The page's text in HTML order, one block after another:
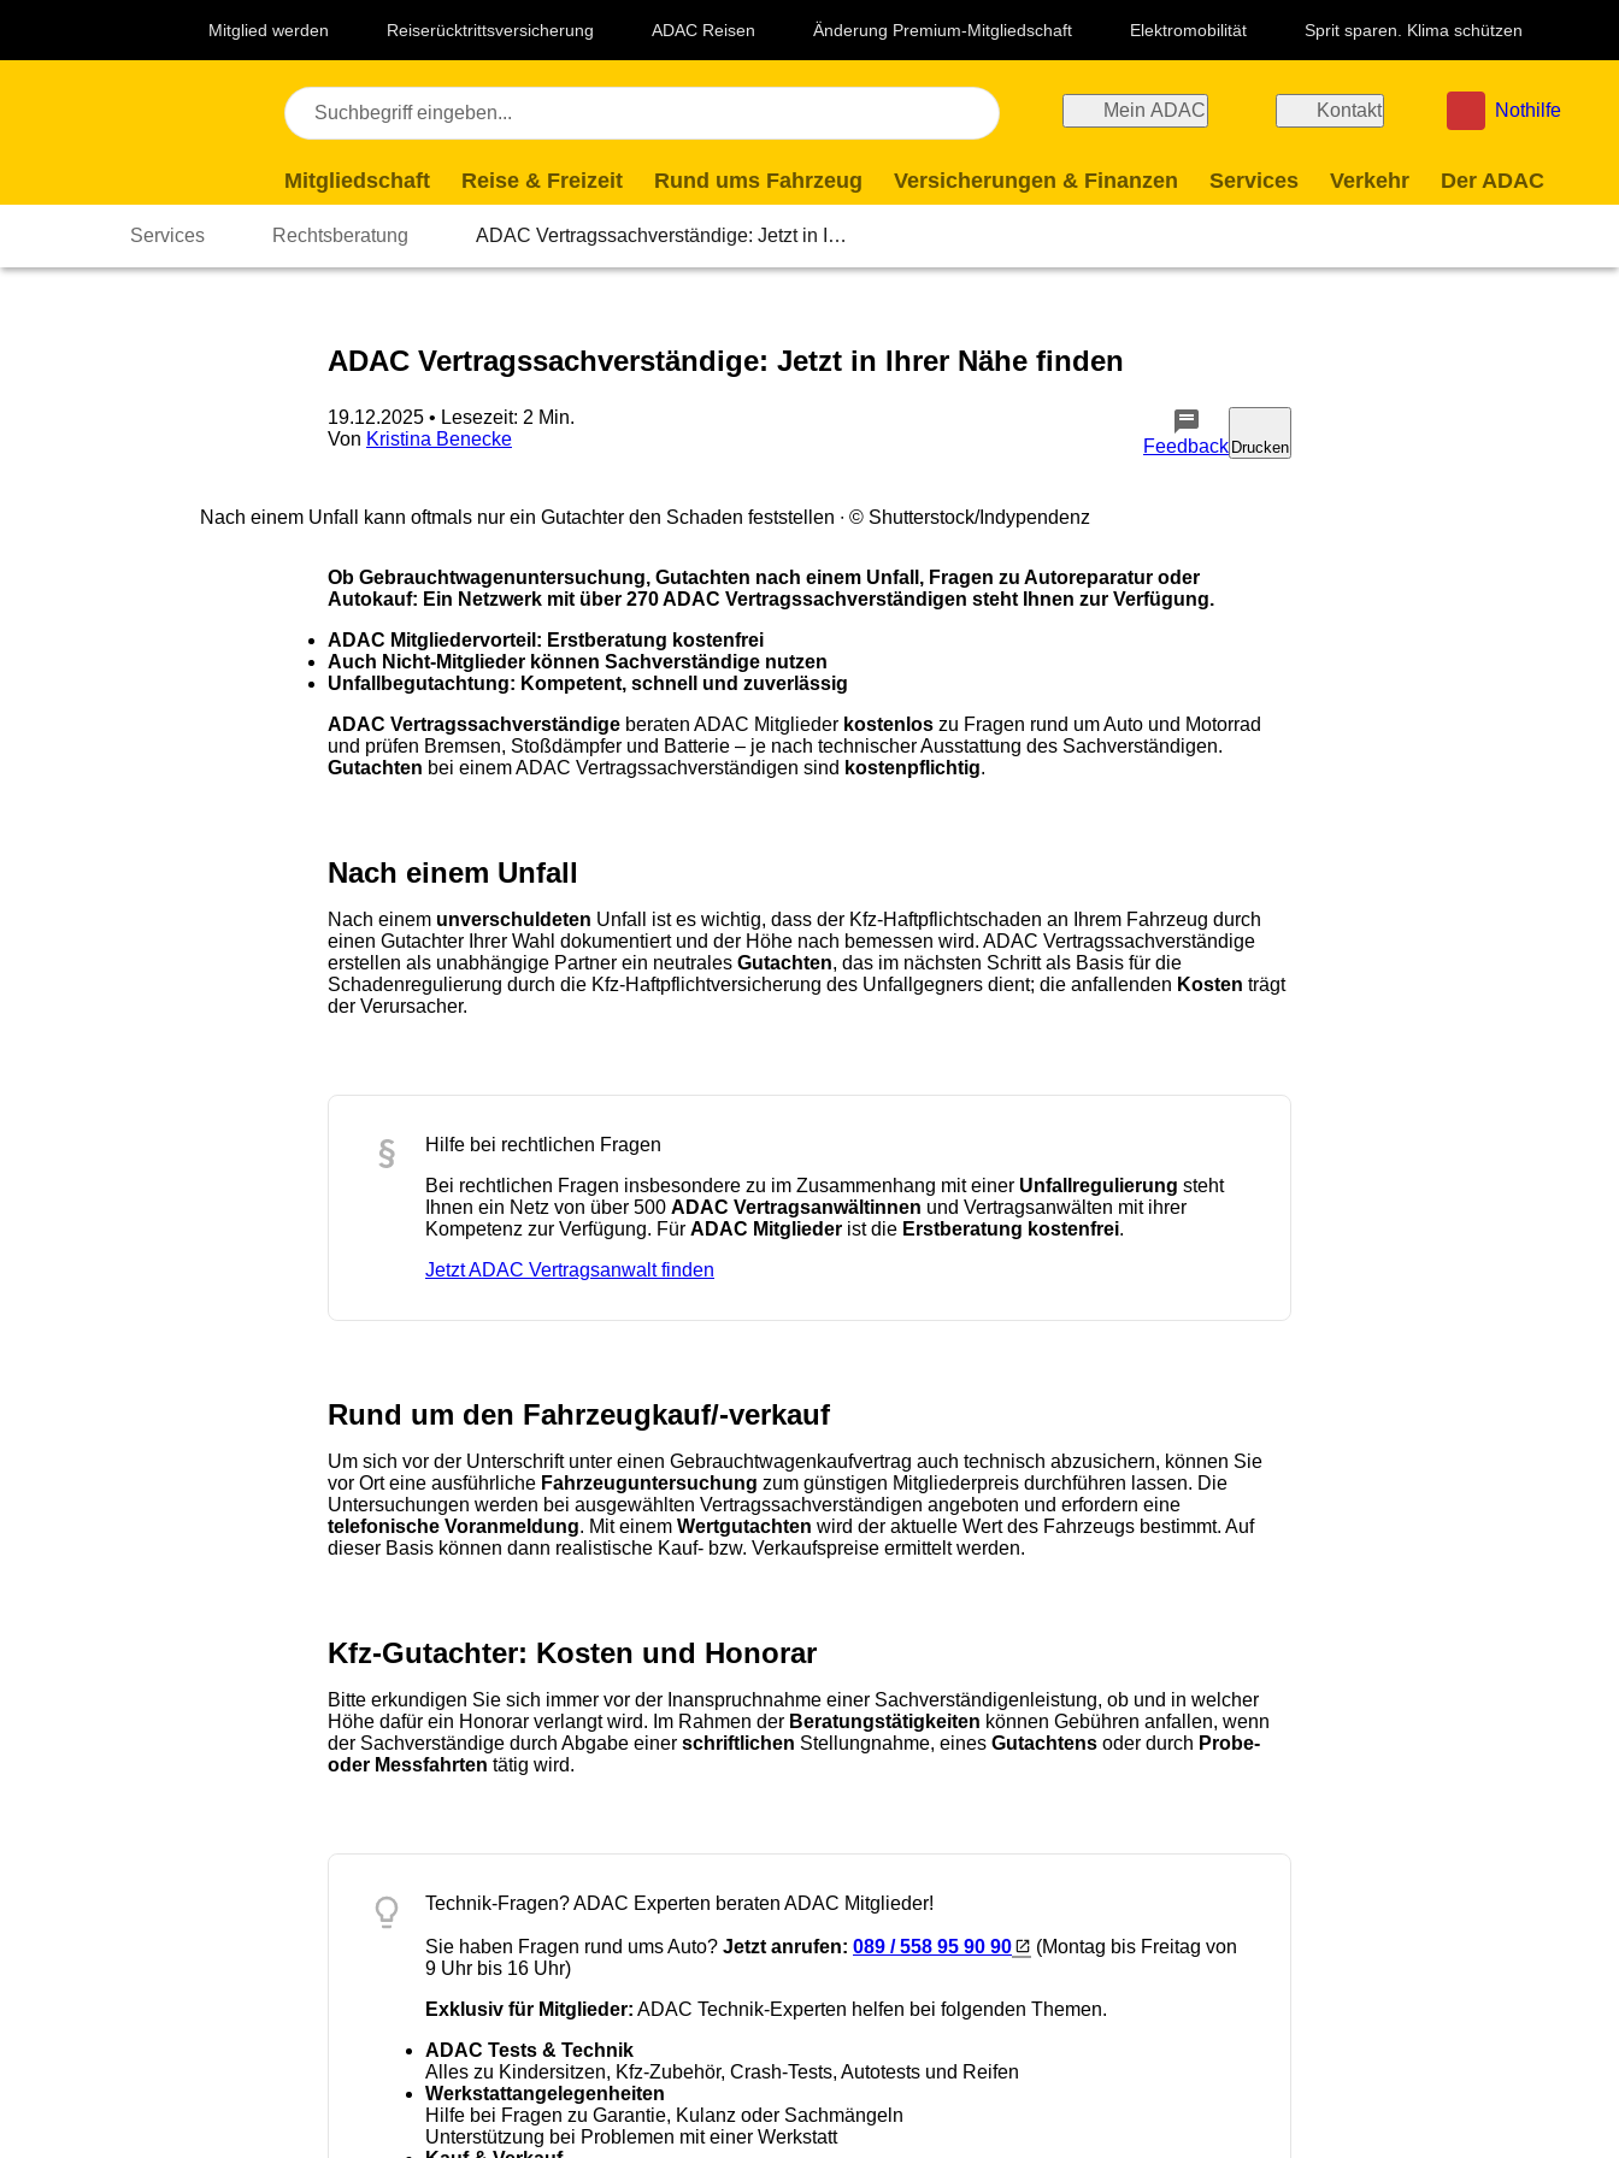
Mitglied werden Reiserücktrittsversicherung ADAC Reisen Änderung Premium-Mitgliedschaft Elektromobilität Sprit sparen. Klima schützen
Mein ADAC Kontakt Nothilfe
Mitgliedschaft Reise & Freizeit Rund ums Fahrzeug Versicherungen & Finanzen Services Verkehr Der ADAC
Services Rechtsberatung ADAC Vertragssachverständige: Jetzt in I…
ADAC Vertragssachverständige: Jetzt in Ihrer Nähe finden
19.12.2025 • Lesezeit: 2 Min.
Von Kristina Benecke Feedback Drucken
Nach einem Unfall kann oftmals nur ein Gutachter den Schaden feststellen © Shutterstock/Indypendenz
Ob Gebrauchtwagenuntersuchung, Gutachten nach einem Unfall, Fragen zu Autoreparatur oder
Autokauf: Ein Netzwerk mit über 270 ADAC Vertragssachverständigen steht Ihnen zur Verfügung.
ADAC Mitgliedervorteil: Erstberatung kostenfrei
Auch Nicht-Mitglieder können Sachverständige nutzen
Unfallbegutachtung: Kompetent, schnell und zuverlässig
ADAC Vertragssachverständige beraten ADAC Mitglieder kostenlos zu Fragen rund um Auto und Motorrad
und prüfen Bremsen, Stoßdämpfer und Batterie – je nach technischer Ausstattung des Sachverständigen.
Gutachten bei einem ADAC Vertragssachverständigen sind kostenpflichtig.
Nach einem Unfall
Nach einem unverschuldeten Unfall ist es wichtig, dass der Kfz-Haftpflichtschaden an Ihrem Fahrzeug durch
einen Gutachter Ihrer Wahl dokumentiert und der Höhe nach bemessen wird. ADAC Vertragssachverständige
erstellen als unabhängige Partner ein neutrales Gutachten, das im nächsten Schritt als Basis für die
Schadenregulierung durch die Kfz-Haftpflichtversicherung des Unfallgegners dient; die anfallenden Kosten trägt
der Verursacher.
Hilfe bei rechtlichen Fragen
Bei rechtlichen Fragen insbesondere zu im Zusammenhang mit einer Unfallregulierung steht
Ihnen ein Netz von über 500 ADAC Vertragsanwältinnen und Vertragsanwälten mit ihrer
Kompetenz zur Verfügung. Für ADAC Mitglieder ist die Erstberatung kostenfrei.
Jetzt ADAC Vertragsanwalt finden
Rund um den Fahrzeugkauf/-verkauf
Um sich vor der Unterschrift unter einen Gebrauchtwagenkaufvertrag auch technisch abzusichern, können Sie
vor Ort eine ausführliche Fahrzeuguntersuchung zum günstigen Mitgliederpreis durchführen lassen. Die
Untersuchungen werden bei ausgewählten Vertragssachverständigen angeboten und erfordern eine
telefonische Voranmeldung. Mit einem Wertgutachten wird der aktuelle Wert des Fahrzeugs bestimmt. Auf
dieser Basis können dann realistische Kauf- bzw. Verkaufspreise ermittelt werden.
Kfz-Gutachter: Kosten und Honorar
Bitte erkundigen Sie sich immer vor der Inanspruchnahme einer Sachverständigenleistung, ob und in welcher
Höhe dafür ein Honorar verlangt wird. Im Rahmen der Beratungstätigkeiten können Gebühren anfallen, wenn
der Sachverständige durch Abgabe einer schriftlichen Stellungnahme, eines Gutachtens oder durch Probe-
oder Messfahrten tätig wird.
Technik-Fragen? ADAC Experten beraten ADAC Mitglieder!
Sie haben Fragen rund ums Auto? Jetzt anrufen: 089 / 558 95 90 90
(Montag bis Freitag von
9 Uhr bis 16 Uhr)
Exklusiv für Mitglieder: ADAC Technik-Experten helfen bei folgenden Themen.
ADAC Tests & Technik
Alles zu Kindersitzen, Kfz-Zubehör, Crash-Tests, Autotests und Reifen
Werkstattangelegenheiten
Hilfe bei Fragen zu Garantie, Kulanz oder Sachmängeln
Unterstützung bei Problemen mit einer Werkstatt